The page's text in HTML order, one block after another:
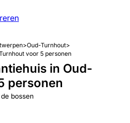
>Oud-Turnhout>
voor 5 personen
in Oud-
personen
bossen